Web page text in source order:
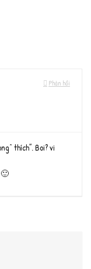
Phản hồi
thích”. Boi? vi